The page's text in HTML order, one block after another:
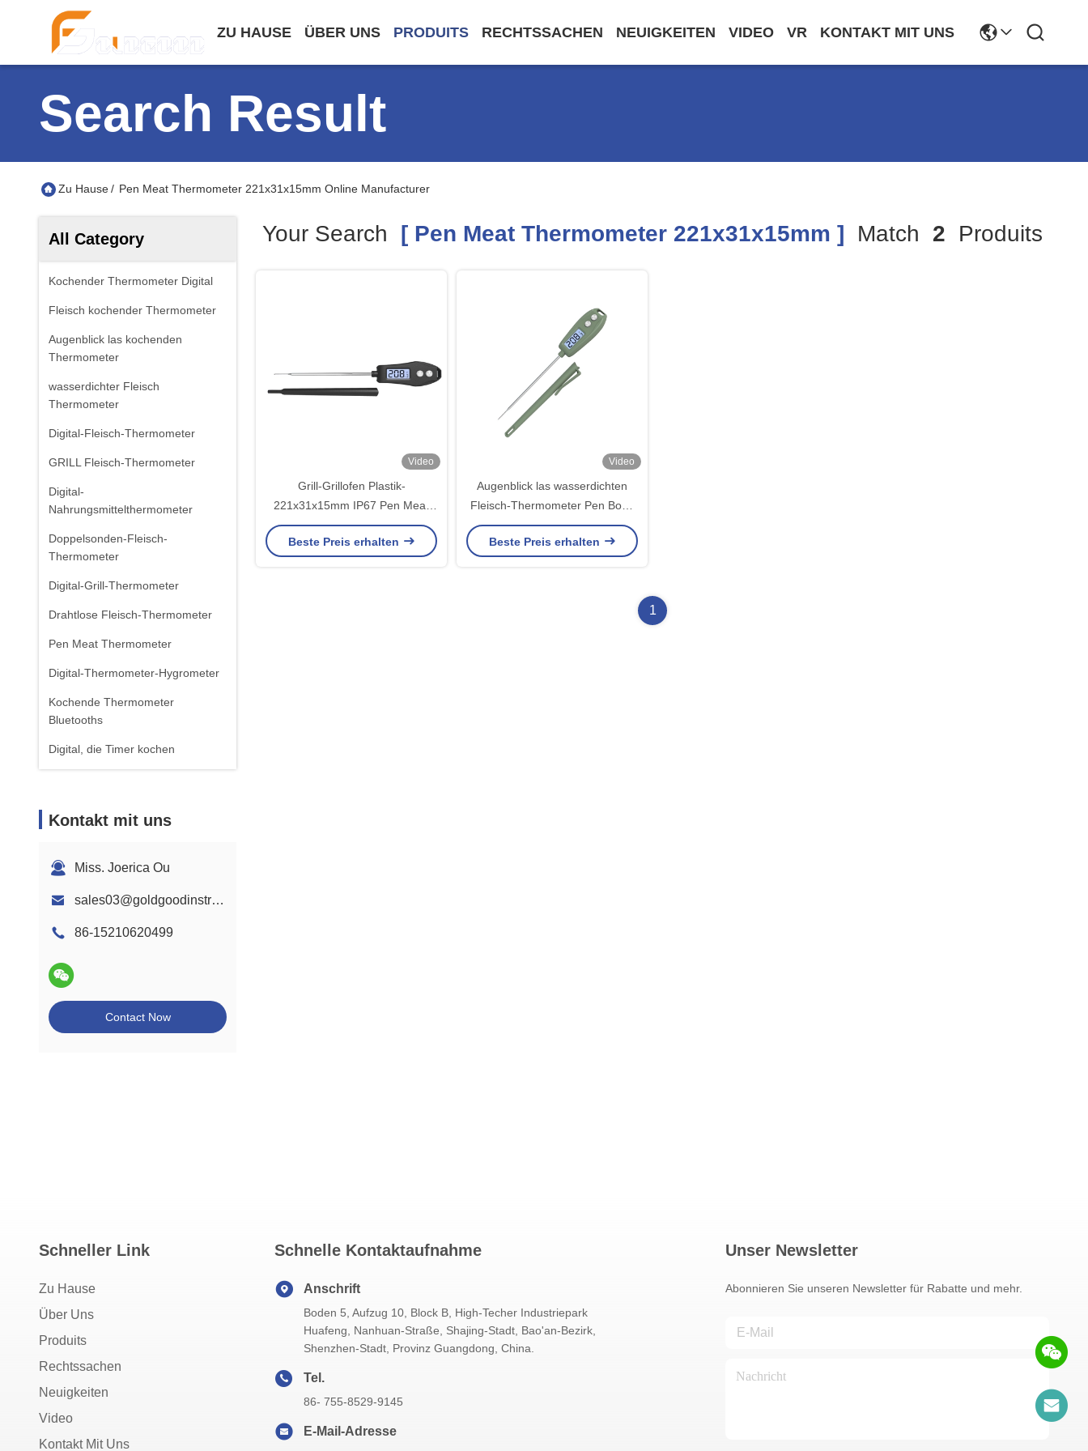
ZU HAUSE ÜBER UNS PRODUITS RECHTSSACHEN NEUIGKEITEN VIDEO VR KONTAKT MIT UNS
Search Result
Zu Hause/ Pen Meat Thermometer 221x31x15mm Online Manufacturer
All Category
Kochender Thermometer Digital
Fleisch kochender Thermometer
Augenblick las kochenden
Thermometer
wasserdichter Fleisch
Thermometer
Digital-Fleisch-Thermometer
GRILL Fleisch-Thermometer
Digital-
Nahrungsmittelthermometer
Doppelsonden-Fleisch-
Thermometer
Digital-Grill-Thermometer
Drahtlose Fleisch-Thermometer
Pen Meat Thermometer
Digital-Thermometer-Hygrometer
Kochende Thermometer
Bluetooths
Digital, die Timer kochen
Kontakt mit uns
Miss. Joerica Ou
sales03@goldgoodinstrument.com
86-15210620499
Contact Now
Your Search [ Pen Meat Thermometer 221x31x15mm ] Match 2 Produits
Video
Grill-Grillofen Plastik-
221x31x15mm IP67 Pen Meat
Thermometer digitaler
Beste Preis erhalten
Video
Augenblick las wasserdichten
Fleisch-Thermometer Pen Body
Shape 221x31x15mm
Beste Preis erhalten
1
Schneller Link
Zu Hause
Über Uns
Produits
Rechtssachen
Neuigkeiten
Video
Kontakt Mit Uns
Schnelle Kontaktaufnahme
Anschrift
Boden 5, Aufzug 10, Block B, High-Techer Industriepark
Huafeng, Nanhuan-Straße, Shajing-Stadt, Bao'an-Bezirk,
Shenzhen-Stadt, Provinz Guangdong, China.
Tel.
86- 755-8529-9145
E-Mail-Adresse
Unser Newsletter
Abonnieren Sie unseren Newsletter für Rabatte und mehr.